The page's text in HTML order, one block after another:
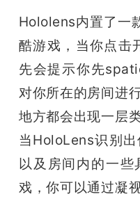
Hololens内置了一
酷游戏，当你点击
先会提示你先
对你所在的房间进
地方都会出现一层
当HoloLens识别出
以及房间内的一
戏，你可以通过凝